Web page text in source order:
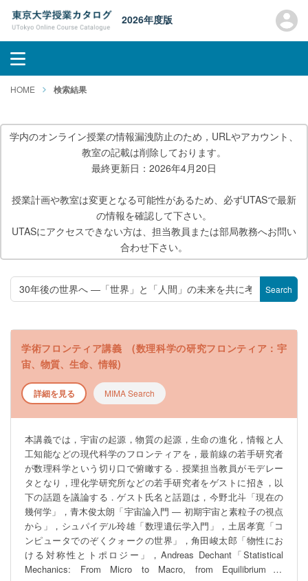
2026年度版
HOME 検索結果
学内のオンライン授業の情報漏洩防止のため，URLやアカウント、
教室の記載は削除しております。
最終更新日：2026年4月20日
授業計画や教室は変更となる可能性があるため、必ずUTASで最新
の情報を確認して下さい。
UTASにアクセスできない方は、担当教員または部局教務へお問い
合わせ下さい。
Search
学術フロンティア講義 (数理科学の研究フロンティア：宇
宙、物質、生命、情報)
詳細を見る MIMA Search
本講義では，宇宙の起源，物質の起源，生命の進化，情報と人
工知能などの現代科学のフロンティアを，最前線の若手研究者
が数理科学という切り口で俯瞰する．授業担当教員がモデレー
タとなり，理化学研究所などの若手研究者をゲストに招き，以
下の話題を議論する．ゲスト氏名と話題は，今野北斗「現在の
幾何学」，青木俊太朗「宇宙論入門 ― 初期宇宙と素粒子の視点
から」，シュパイデル玲雄「数理遺伝学入門」，土居孝寛「コ
ンピュータでのぞくクォークの世界」，角田峻太郎「物性にお
ける対称性とトポロジー」，Andreas Dechant「Statistical
Mechanics: From Micro to Macro, from Equilibrium to